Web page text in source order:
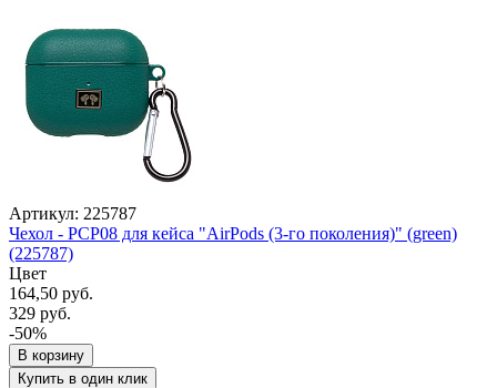
Артикул: 225787
Чехол - PCP08 для кейса "AirPods (3-го поколения)" (green)
(225787)
Цвет
164,50 руб.
329 руб.
-50%
В корзину
Купить в один клик